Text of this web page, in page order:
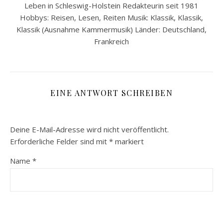
Leben in Schleswig-Holstein Redakteurin seit 1981
Hobbys: Reisen, Lesen, Reiten Musik: Klassik, Klassik,
Klassik (Ausnahme Kammermusik) Länder: Deutschland,
Frankreich
EINE ANTWORT SCHREIBEN
Deine E-Mail-Adresse wird nicht veröffentlicht.
Erforderliche Felder sind mit * markiert
Name *